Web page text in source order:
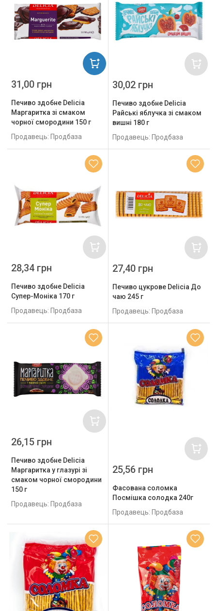
Печиво здобне Delicia
Маргаритка зі смаком
чорної смородини 150 г
Продавець: Продбаза
31,00 грн
Печиво здобне Delicia
Райські яблучка зі смаком
вишні 180 г
Продавець: Продбаза
30,02 грн
Печиво здобне Delicia
Супер-Моніка 170 г
Продавець: Продбаза
28,34 грн
Печиво цукрове Delicia До
чаю 245 г
Продавець: Продбаза
27,40 грн
Печиво здобне Delicia
Маргаритка у глазурі зі
смаком чорної смородини
150 г
Продавець: Продбаза
26,15 грн
Фасована соломка
Посмішка солодка 240г
Продавець: Продбаза
25,56 грн